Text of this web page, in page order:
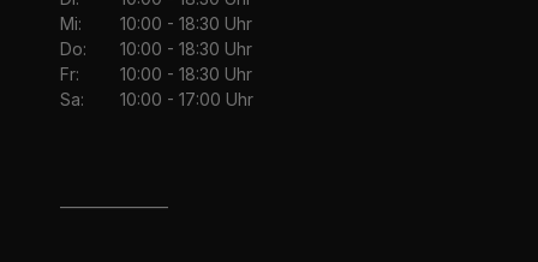
Mi:
10:00 - 18:30 Uhr
Do:
10:00 - 18:30 Uhr
Fr:
10:00 - 18:30 Uhr
Sa:
10:00 - 17:00 Uhr